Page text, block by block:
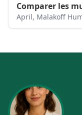
Comparer les
April, Malakoff